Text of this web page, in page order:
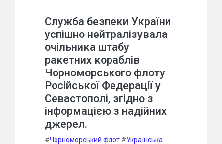
Служба безпеки України
успішно нейтралізувала
очільника штабу
ракетних кораблів
Чорноморського флоту
Російської Федерації у
Севастополі, згідно з
інформацією з надійних
джерел.
#Чорноморський флот #Українська